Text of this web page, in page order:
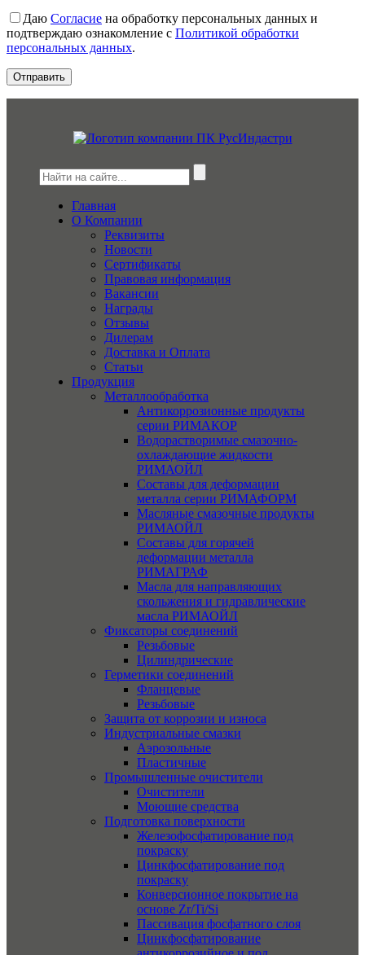
Даю Согласие на обработку персональных данных и
подтверждаю ознакомление с Политикой обработки
персональных данных.
Главная
О Компании
Реквизиты
Новости
Сертификаты
Правовая информация
Вакансии
Награды
Отзывы
Дилерам
Доставка и Оплата
Статьи
Продукция
Металлообработка
Антикоррозионные продукты
серии РИМАКОР
Водорастворимые смазочно-
охлаждающие жидкости
РИМАОЙЛ
Составы для деформации
металла серии РИМАФОРМ
Масляные смазочные продукты
РИМАОЙЛ
Составы для горячей
деформации металла
РИМАГРАФ
Масла для направляющих
скольжения и гидравлические
масла РИМАОЙЛ
Фиксаторы соединений
Резьбовые
Цилиндрические
Герметики соединений
Фланцевые
Резьбовые
Защита от коррозии и износа
Индустриальные смазки
Аэрозольные
Пластичные
Промышленные очистители
Очистители
Моющие средства
Подготовка поверхности
Железофосфатирование под
покраску
Цинкфосфатирование под
покраску
Конверсионное покрытие на
основе Zr/Ti/Si
Пассивация фосфатного слоя
Цинкфосфатирование